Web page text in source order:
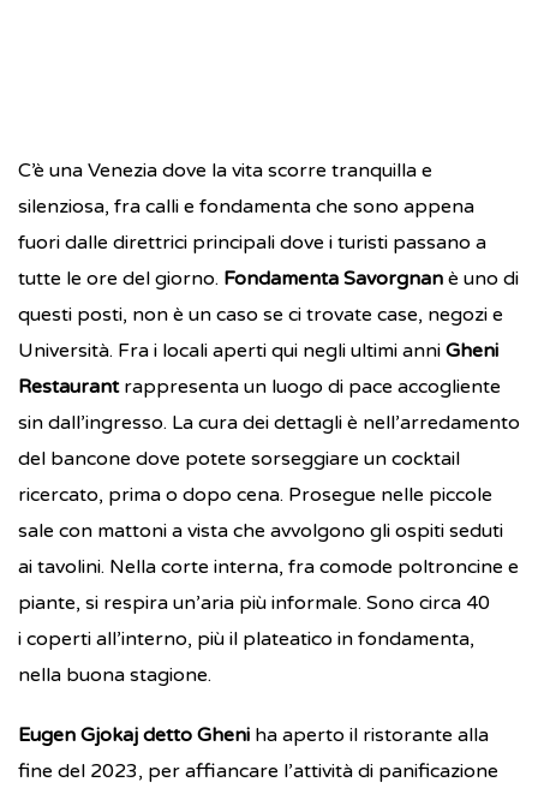
C’è una Venezia dove la vita scorre tranquilla e
silenziosa, fra calli e fondamenta che sono appena
fuori dalle direttrici principali dove i turisti passano a
tutte le ore del giorno. Fondamenta Savorgnan è uno di
questi posti, non è un caso se ci trovate case, negozi e
Università. Fra i locali aperti qui negli ultimi anni Gheni
Restaurantrappresenta un luogo di pace accogliente
sin dall’ingresso. La cura dei dettagli è nell’arredamento
del bancone dove potete sorseggiare un cocktail
ricercato, prima o dopo cena. Prosegue nelle piccole
sale con mattoni a vista che avvolgono gli ospiti seduti
ai tavolini. Nella corte interna, fra comode poltroncine e
piante, si respira un’aria più informale. Sono circa 40
i coperti all’interno, più il plateatico in fondamenta,
nella buona stagione.
Eugen Gjokaj detto Gheni ha aperto il ristorante alla
fine del 2023, per affiancare l’attività di panificazione